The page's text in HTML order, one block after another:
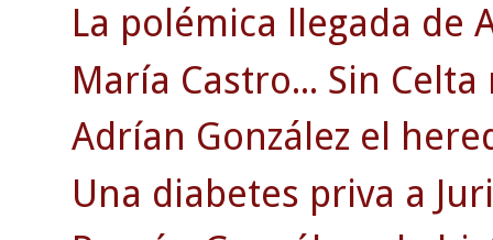
La polémica llegada de
María Castro... Sin
Adrían González el
Una diabetes priva a